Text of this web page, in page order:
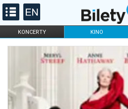
KONCERTY KINO
FILHARMONIA OPERA I BALET
DLA DZIECI
ONLINE